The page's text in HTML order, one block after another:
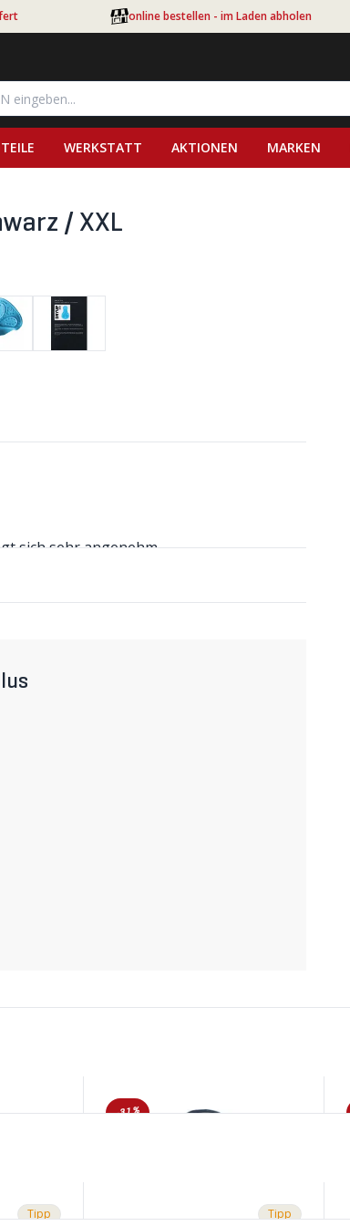
online bestellen - im Laden abholen
WERKSTATT AKTIONEN MARKEN
/ XXL
sich sehr angenehm.
und strapazierfähigem Material, das
-31%
Tipp Tipp